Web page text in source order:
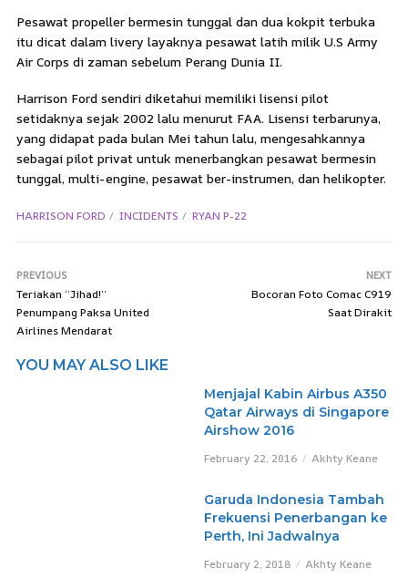
Pesawat propeller bermesin tunggal dan dua kokpit terbuka
itu dicat dalam livery layaknya pesawat latih milik U.S Army
Air Corps di zaman sebelum Perang Dunia II.
Harrison Ford sendiri diketahui memiliki lisensi pilot
setidaknya sejak 2002 lalu menurut FAA. Lisensi terbarunya,
yang didapat pada bulan Mei tahun lalu, mengesahkannya
sebagai pilot privat untuk menerbangkan pesawat bermesin
tunggal, multi-engine, pesawat ber-instrumen, dan helikopter.
HARRISON FORD INCIDENTS RYAN P-22
PREVIOUS
Teriakan “Jihad!”
Penumpang Paksa United
Airlines Mendarat
NEXT
Bocoran Foto Comac C919
Saat Dirakit
YOU MAY ALSO LIKE
Menjajal Kabin Airbus A350
Qatar Airways di Singapore
Airshow 2016
February 22, 2016 Akhty Keane
Garuda Indonesia Tambah
Frekuensi Penerbangan ke
Perth, Ini Jadwalnya
February 2, 2018 Akhty Keane